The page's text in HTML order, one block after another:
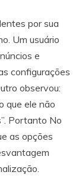
por sua
Um usuário
e
configurações
observou:
que ele não
Portanto No
as opções